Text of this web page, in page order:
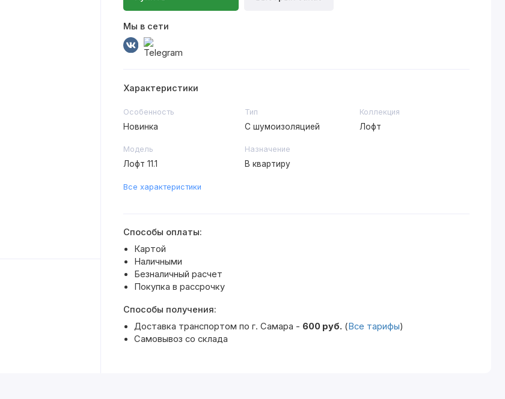
Мы в сети
Характеристики
Особенность
Новинка
Тип
С шумоизоляцией
Коллекция
Лофт
Модель
Лофт 11.1
Назначение
В квартиру
Все характеристики
Способы оплаты:
Картой
Наличными
Безналичный расчет
Покупка в рассрочку
Способы получения:
Доставка транспортом по г. Самара - 600 руб. (Все тарифы)
Самовывоз со склада